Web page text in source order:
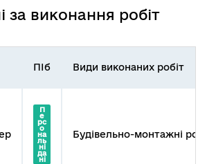
за виконання робіт
ПІб Види виконаних робіт
П
е
рс
о
на
ль
ні
да
ні
Будівельно-монтажні